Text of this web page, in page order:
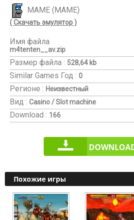
MAME (MAME)
( Скачать эмулятор )
Имя файла
m4tenten__av.zip
Размер файла : 528,64 kb
Similar Games Год : 0
Регионе : Неизвестный
Вид : Casino / Slot machine
Download : 166
Похожие игры